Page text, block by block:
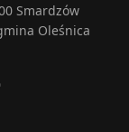
Smardzów
Oleśnica